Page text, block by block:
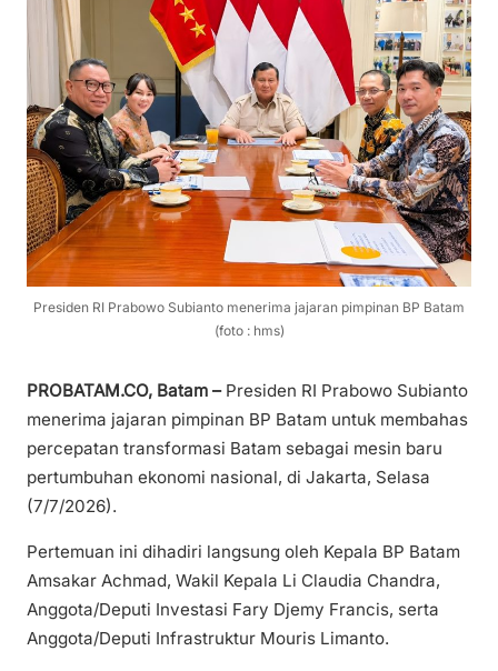
Presiden RI Prabowo Subianto menerima jajaran pimpinan BP Batam
(foto : hms)
PROBATAM.CO, Batam –Presiden RI Prabowo Subianto
menerima jajaran pimpinan BP Batam untuk membahas
percepatan transformasi Batam sebagai mesin baru
pertumbuhan ekonomi nasional, di Jakarta, Selasa
(7/7/2026).
Pertemuan ini dihadiri langsung oleh Kepala BP Batam
Amsakar Achmad, Wakil Kepala Li Claudia Chandra,
Anggota/Deputi Investasi Fary Djemy Francis, serta
Anggota/Deputi Infrastruktur Mouris Limanto.